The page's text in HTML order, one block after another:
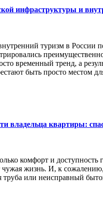
инфраструктуры и
туризм в
временный тренд, а
быть просто
владельца квартиры:
комфорт и доступность
жизнь. И, к
или неисправный